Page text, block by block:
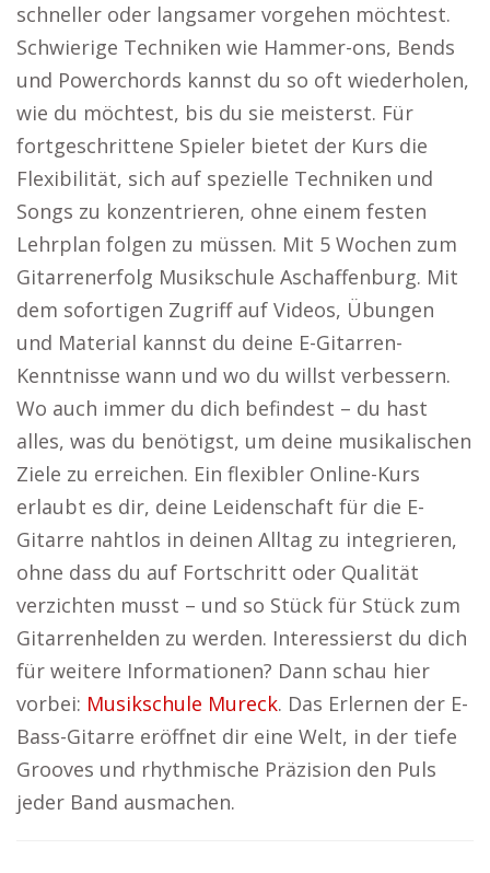
schneller oder langsamer vorgehen möchtest.
Schwierige Techniken wie Hammer-ons, Bends
und Powerchords kannst du so oft wiederholen,
wie du möchtest, bis du sie meisterst. Für
fortgeschrittene Spieler bietet der Kurs die
Flexibilität, sich auf spezielle Techniken und
Songs zu konzentrieren, ohne einem festen
Lehrplan folgen zu müssen. Mit 5 Wochen zum
Gitarrenerfolg Musikschule Aschaffenburg. Mit
dem sofortigen Zugriff auf Videos, Übungen
und Material kannst du deine E-Gitarren-
Kenntnisse wann und wo du willst verbessern.
Wo auch immer du dich befindest – du hast
alles, was du benötigst, um deine musikalischen
Ziele zu erreichen. Ein flexibler Online-Kurs
erlaubt es dir, deine Leidenschaft für die E-
Gitarre nahtlos in deinen Alltag zu integrieren,
ohne dass du auf Fortschritt oder Qualität
verzichten musst – und so Stück für Stück zum
Gitarrenhelden zu werden. Interessierst du dich
für weitere Informationen? Dann schau hier
vorbei: Musikschule Mureck. Das Erlernen der E-
Bass-Gitarre eröffnet dir eine Welt, in der tiefe
Grooves und rhythmische Präzision den Puls
jeder Band ausmachen.